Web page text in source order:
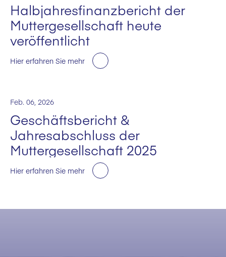
Halbjahresfinanzbericht der
Muttergesellschaft heute
veröffentlicht
Hier erfahren Sie mehr
Feb. 06, 2026
Geschäftsbericht &
Jahresabschluss der
Muttergesellschaft 2025
Hier erfahren Sie mehr